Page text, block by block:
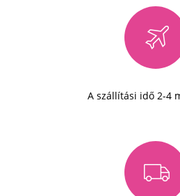
A szállítási idő 2-4